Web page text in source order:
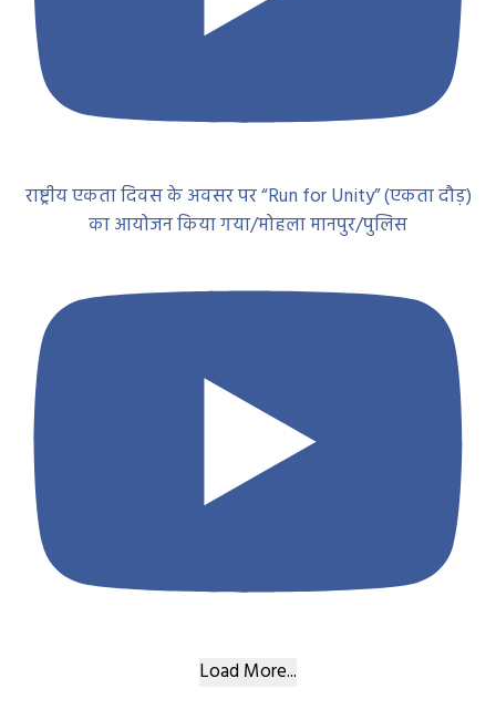
राष्ट्रीय एकता दिवस के अवसर पर “Run for Unity” (एकता दौड़)
का आयोजन किया गया/मोहला मानपुर/पुलिस
Load More...